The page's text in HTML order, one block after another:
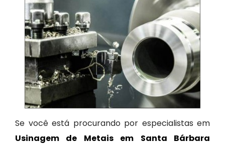
Se você está procurando por especialistas em
Usinagem de Metais em Santa Bárbara